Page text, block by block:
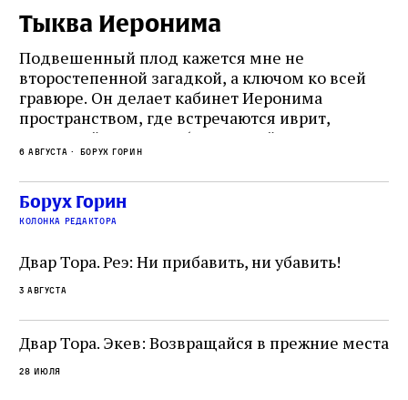
Тыква Иеронима
Подвешенный плод кажется мне не
второстепенной загадкой, а ключом ко всей
гравюре. Он делает кабинет Иеронима
пространством, где встречаются иврит,
греческий и латынь; буквальный смысл и
церковная традиция; филологическая
точность и понятность; переводчик,
убеждённый в необходимости исправления, и
читатель, воспринимающий исправление как
не просто покровитель переводчиков,
окружённый книгами. Перед нами человек,
одно решение которого вызвало возмущение
целой общины и стало частью многовекового
спора о том, кому принадлежит последнее
слово в переводе Библии
6 августа Борух Горин
Борух Горин
колонка редактора
Двар Тора. Реэ: Ни прибавить, ни убавить!
3 августа
Двар Тора. Экев: Возвращайся в прежние места
28 июля